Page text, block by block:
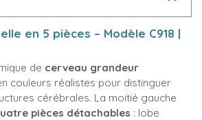
en 5 pièces – Modèle C918 |
de cerveau grandeur
couleurs réalistes pour distinguer
cérébrales. La moitié gauche
pièces détachables : lobe